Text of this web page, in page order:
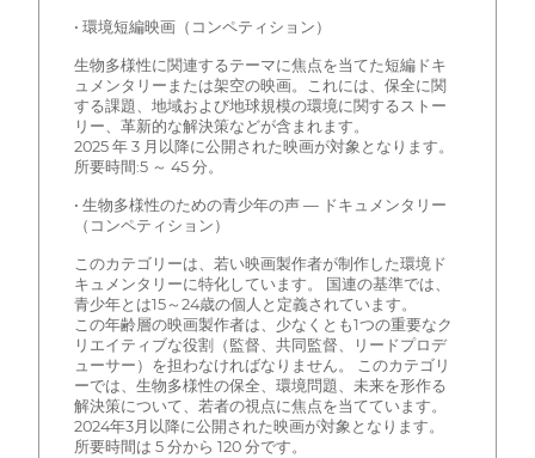
• 環境短編映画（コンペティション）
生物多様性に関連するテーマに焦点を当てた短編ドキ
ュメンタリーまたは架空の映画。これには、保全に関
する課題、地域および地球規模の環境に関するストー
リー、革新的な解決策などが含まれます。
2025 年 3 月以降に公開された映画が対象となります。
所要時間:5 ～ 45 分。
• 生物多様性のための青少年の声 — ドキュメンタリー
（コンペティション）
このカテゴリーは、若い映画製作者が制作した環境ド
キュメンタリーに特化しています。 国連の基準では、
青少年とは15～24歳の個人と定義されています。
この年齢層の映画製作者は、少なくとも1つの重要なク
リエイティブな役割（監督、共同監督、リードプロデ
ューサー）を担わなければなりません。 このカテゴリ
ーでは、生物多様性の保全、環境問題、未来を形作る
解決策について、若者の視点に焦点を当てています。
2024年3月以降に公開された映画が対象となります。
所要時間は 5 分から 120 分です。